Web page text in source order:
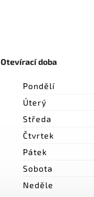
Otevírací doba
Pondělí
Úterý
Středa
Čtvrtek
Pátek
Sobota
Neděle